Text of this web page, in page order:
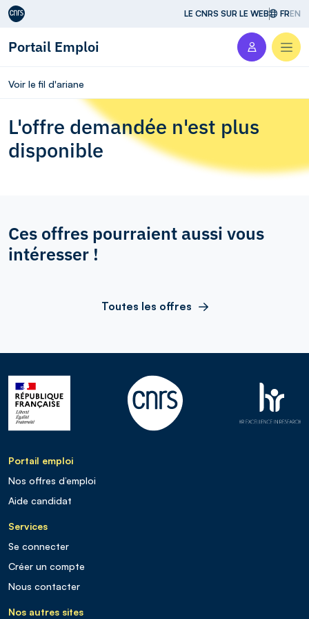
Aller au contenu LE CNRS SUR LE WEB FREN
Portail Emploi
Voir le fil d'ariane
L'offre demandée n'est plus
disponible
Ces offres pourraient aussi vous
intéresser !
Toutes les offres
Portail emploi
Nos offres d’emploi
Aide candidat
Services
Se connecter
Créer un compte
Nous contacter
Nos autres sites